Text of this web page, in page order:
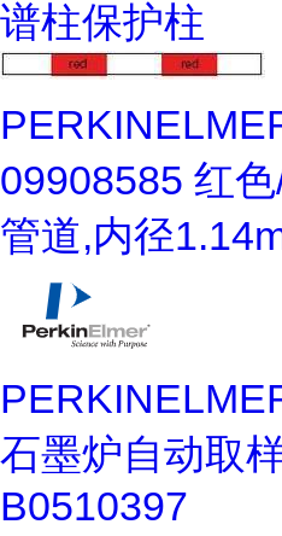
谱柱保护柱
09908585 红
管道,内径
石墨炉自动取
B0510397